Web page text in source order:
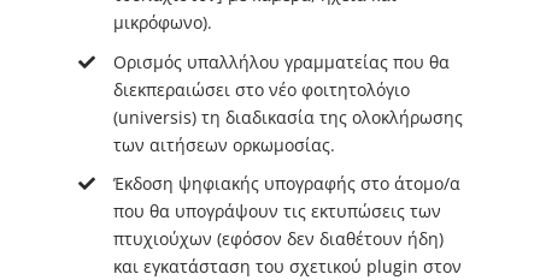
μικρόφωνο).
Ορισμός υπαλλήλου γραμματείας που θα
διεκπεραιώσει στο νέο φοιτητολόγιο
(universis) τη διαδικασία της ολοκλήρωσης
των αιτήσεων ορκωμοσίας.
Έκδοση ψηφιακής υπογραφής στο άτομο/α
που θα υπογράψουν τις εκτυπώσεις των
πτυχιούχων (εφόσον δεν διαθέτουν ήδη)
και εγκατάσταση του σχετικού plugin στον